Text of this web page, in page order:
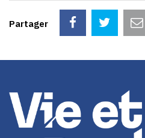
Partager